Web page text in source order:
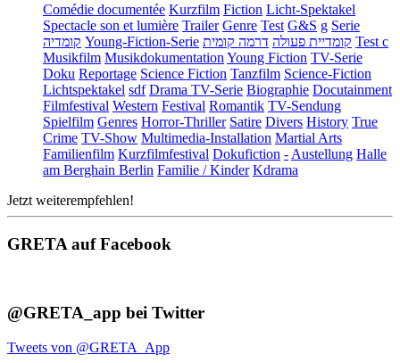
Comédie documentée Kurzfilm Fiction Licht-Spektakel
Spectacle son et lumière Trailer Genre Test G&S g Serie
קומדיה Young-Fiction-Serie קומדיית פעולה דרמה קומית
Test c
Musikfilm Musikdokumentation Young Fiction TV-Serie
Doku Reportage Science Fiction Tanzfilm Science-Fiction
Lichtspektakel sdf Drama TV-Serie Biographie Docutainment
Filmfestival Western Festival Romantik TV-Sendung
Spielfilm Genres Horror-Thriller Satire Divers History True
Crime TV-Show Multimedia-Installation Martial Arts
Familienfilm Kurzfilmfestival Dokufiction - Austellung Halle
am Berghain Berlin Familie / Kinder Kdrama
Jetzt weiterempfehlen!
GRETA auf Facebook
@GRETA_app bei Twitter
Tweets von @GRETA_App